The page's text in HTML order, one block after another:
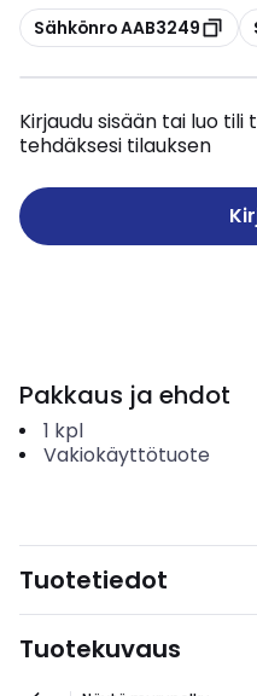
Kopioi
Sähkönro AAB3249
Kirjaudu sisään tai luo
tehdäksesi tilauksen
Pakkaus ja ehdot
1 kpl
Vakiokäyttötuote
Tuotetiedot
Tuotekuvaus